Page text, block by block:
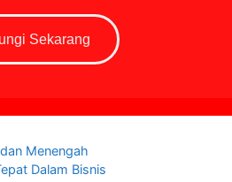
Sekarang
Menengah
Dalam Bisnis